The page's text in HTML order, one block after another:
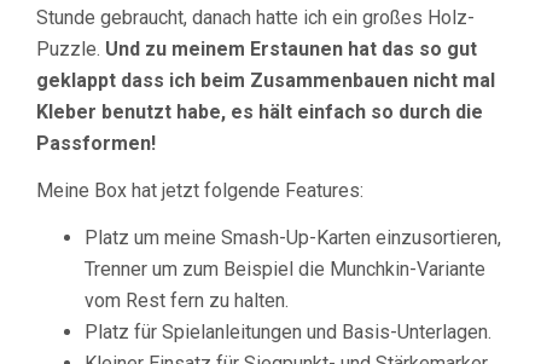
Stunde gebraucht, danach hatte ich ein großes Holz-
Puzzle. Und zu meinem Erstaunen hat das so gut
geklappt dass ich beim Zusammenbauen nicht mal
Kleber benutzt habe, es hält einfach so durch die
Passformen!
Meine Box hat jetzt folgende Features:
Platz um meine Smash-Up-Karten einzusortieren,
Trenner um zum Beispiel die Munchkin-Variante
vom Rest fern zu halten.
Platz für Spielanleitungen und Basis-Unterlagen.